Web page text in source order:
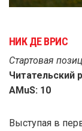
НИК ДЕ ВРИС
Стартовая
Читательский
AMuS: 10
Выступая в